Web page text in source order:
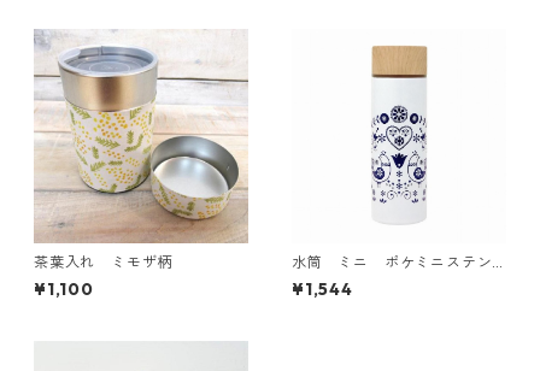
茶葉入れ ミモザ柄
¥1,100
水筒 ミニ ポケミニステン
¥1,544